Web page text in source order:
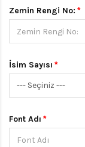
Zemin Rengi No:
İsim Sayısı
Font Adı